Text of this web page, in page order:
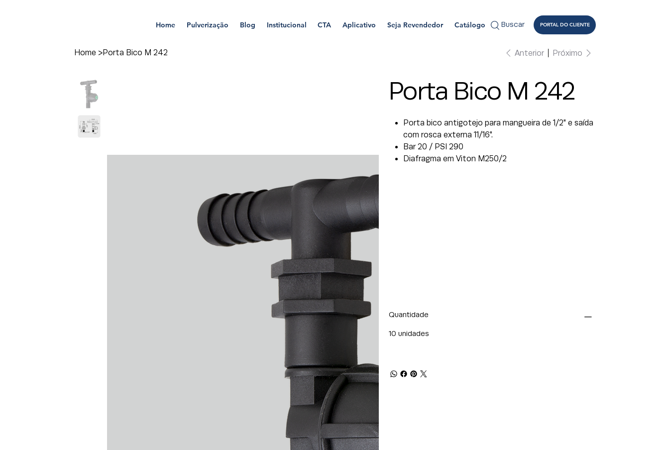
Home Pulverização Blog Institucional CTA Aplicativo Seja Revendedor Catálogo Buscar PORTAL DO CLIENTE
Home >Porta Bico M 242 Anterior Próximo
Porta Bico M 242
Porta bico antigotejo para mangueira de 1/2" e saída
com rosca externa 11/16".
Bar 20 / PSI 290
Diafragma em Viton M250/2
Quantidade
10 unidades